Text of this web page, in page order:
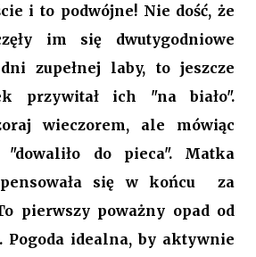
i to podwójne! Nie dość, że
im się dwutygodniowe
zupełnej laby, to jeszcze
przywitał ich "na biało".
wieczorem, ale mówiąc
"dowaliło do pieca". Matka
się w końcu za
pierwszy poważny opad od
Pogoda idealna, by aktywnie